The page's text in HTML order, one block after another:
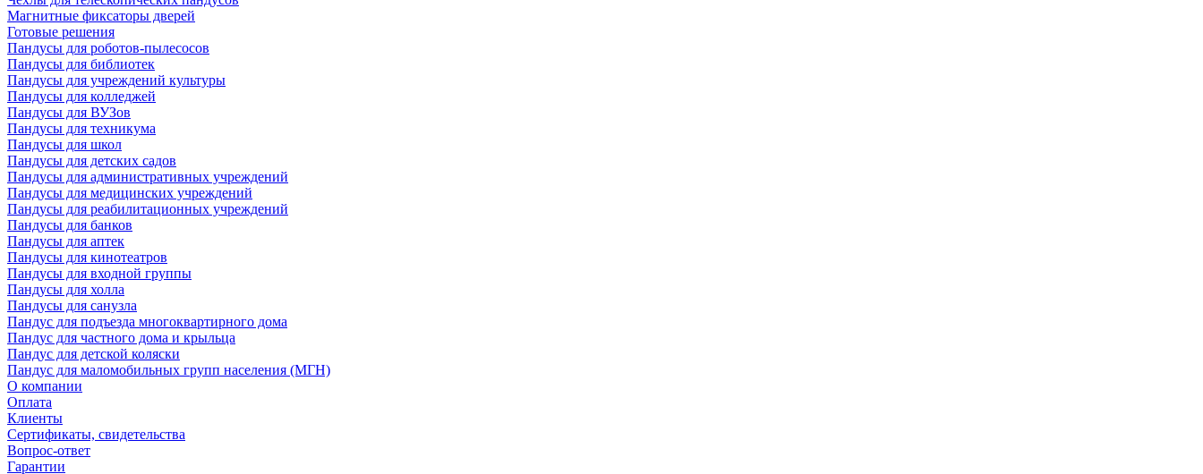
Магнитные фиксаторы дверей
Готовые решения
Пандусы для роботов-пылесосов
Пандусы для библиотек
Пандусы для учреждений культуры
Пандусы для колледжей
Пандусы для ВУЗов
Пандусы для техникума
Пандусы для школ
Пандусы для детских садов
Пандусы для административных учреждений
Пандусы для медицинских учреждений
Пандусы для реабилитационных учреждений
Пандусы для банков
Пандусы для аптек
Пандусы для кинотеатров
Пандусы для входной группы
Пандусы для холла
Пандусы для санузла
Пандус для подъезда многоквартирного дома
Пандус для частного дома и крыльца
Пандус для детской коляски
Пандус для маломобильных групп населения (МГН)
О компании
Оплата
Клиенты
Сертификаты, свидетельства
Вопрос-ответ
Гарантии